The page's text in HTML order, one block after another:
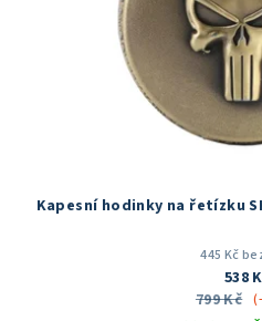
Kapesní hodinky na řetízku
445 Kč
538
799 Kč